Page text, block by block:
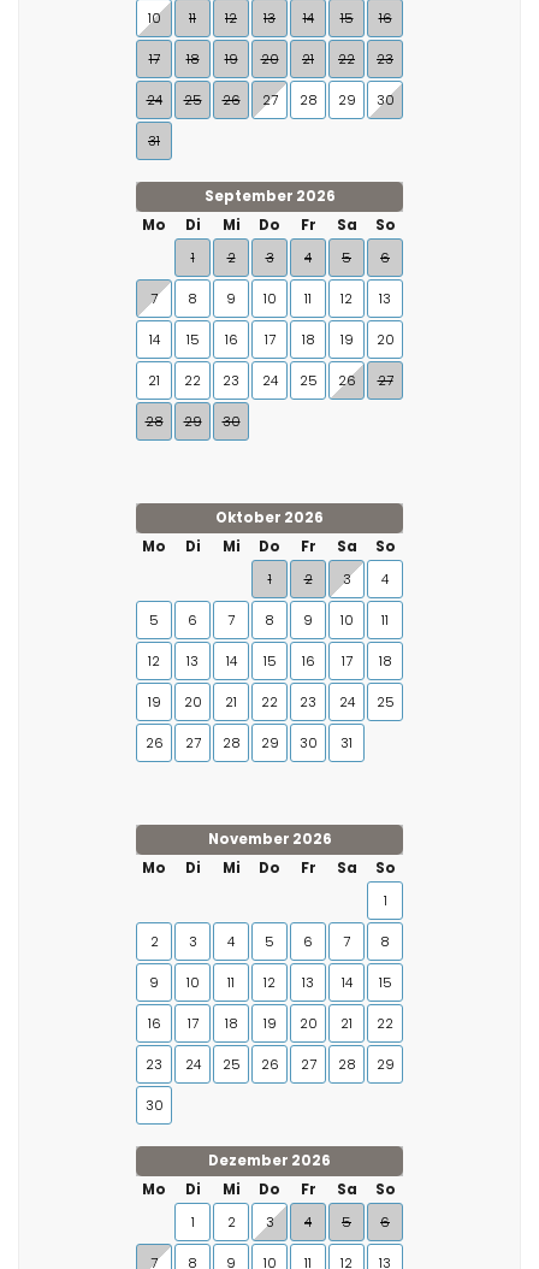
10 11 12 13 14 15 16
17 18 19 20 21 22 23
24 25 26 27 28 29 30
31
September 2026
Mo
Di Mi Do Fr Sa
So
1
2 3 4 5 6
7 8 9 10 11 12 13
14 15 16 17 18 19 20
21 22 23 24 25 26 27
28 29 30
Oktober 2026
Mo
Di Mi Do Fr Sa
So
1
2 3 4
5 6 7 8 9 10 11
12 13 14 15 16 17 18
19 20 21 22 23 24 25
26 27 28 29 30 31
November 2026
Mo
Di Mi Do Fr Sa
So
1
2 3 4 5 6 7 8
9 10 11 12 13 14 15
16 17 18 19 20 21 22
23 24 25 26 27 28 29
30
Dezember 2026
Mo
Di Mi Do Fr Sa
So
1
2 3 4 5 6
7 8 9 10 11 12 13